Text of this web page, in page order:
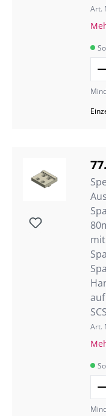
Art.
auf
Art.